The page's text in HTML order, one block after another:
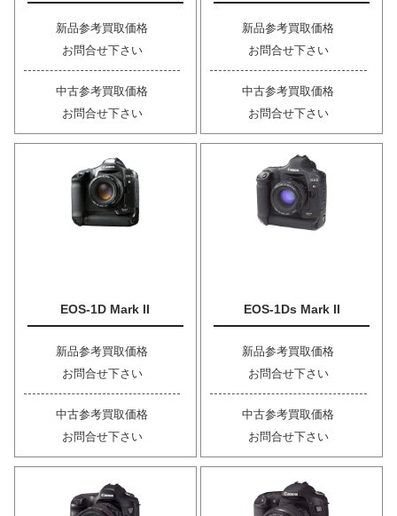
新品参考買取価格
お問合せ下さい
中古参考買取価格
お問合せ下さい
新品参考買取価格
お問合せ下さい
中古参考買取価格
お問合せ下さい
EOS-1D Mark II
新品参考買取価格
お問合せ下さい
中古参考買取価格
お問合せ下さい
EOS-1Ds Mark II
新品参考買取価格
お問合せ下さい
中古参考買取価格
お問合せ下さい